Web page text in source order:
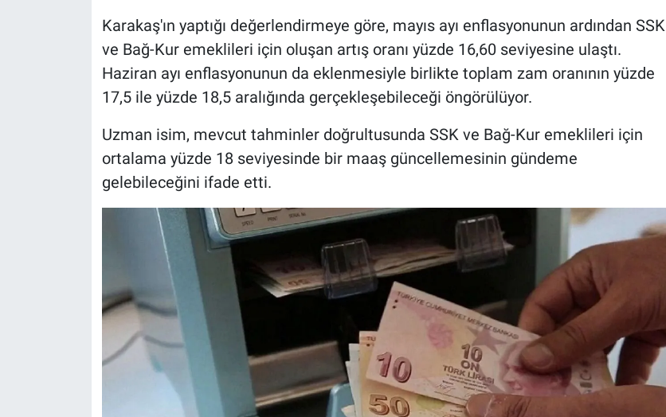
Karakaş'ın yaptığı değerlendirmeye göre, mayıs ayı enflasyonunun ardından SSK
ve Bağ-Kur emeklileri için oluşan artış oranı yüzde 16,60 seviyesine ulaştı.
Haziran ayı enflasyonunun da eklenmesiyle birlikte toplam zam oranının yüzde
17,5 ile yüzde 18,5 aralığında gerçekleşebileceği öngörülüyor.
Uzman isim, mevcut tahminler doğrultusunda SSK ve Bağ-Kur emeklileri için
ortalama yüzde 18 seviyesinde bir maaş güncellemesinin gündeme
gelebileceğini ifade etti.